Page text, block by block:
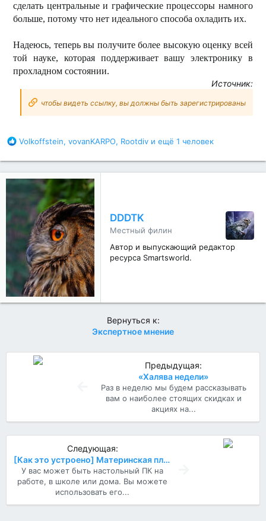
сделать центральные и графические процессоры намного
больше, потому что нет идеального способа охладить их.
Надеюсь, теперь вы получите более высокую оценку всей
той науке, которая поддерживает вашу электронику в
прохладном состоянии.
Источник:
чтобы видеть ссылку, вы должны быть зарегистрированы
Б
а
г
о
д
н
о
Volkoffstein, vovanKARPO, Rootdiv и ещё 1 человек
DDDTK
Местный филин
Автор и выпускающий редактор
ресурса Smartsworld.
Вернуться к:
Экспертное мнение
Предыдущая:
«Халява недели»
Раз в неделю мы будем рассказывать
вам о наиболее стоящих скидках и
акциях на...
Следующая:
[Как это устроено] Материнская плата
У вас может быть настольный ПК на
работе, в школе или дома. Вы можете
использовать его...